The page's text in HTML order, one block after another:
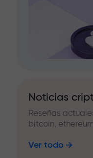
Noticias
Reseñas
bitcoin,
Ver todo